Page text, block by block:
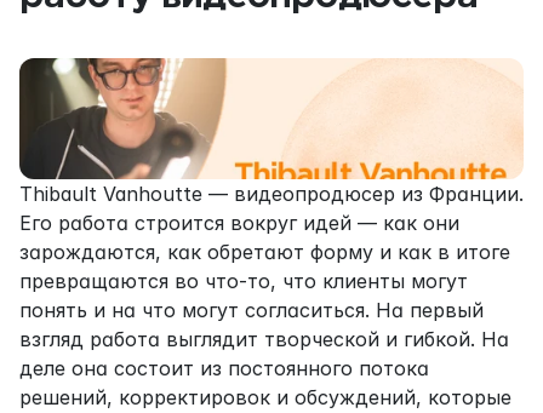
Thibault Vanhoutte — видеопродюсер из Франции.
Его работа строится вокруг идей — как они
зарождаются, как обретают форму и как в итоге
превращаются во что-то, что клиенты могут
понять и на что могут согласиться. На первый
взгляд работа выглядит творческой и гибкой. На
деле она состоит из постоянного потока
решений, корректировок и обсуждений, которые